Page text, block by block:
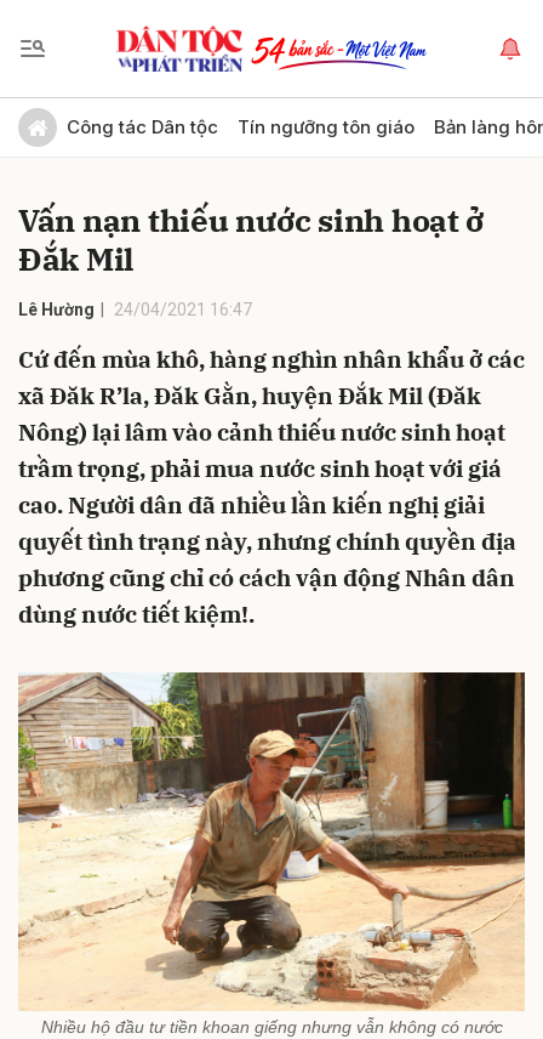
Công tác Dân tộc Tín ngưỡng tôn giáo Bản làng
Vấn nạn thiếu nước sinh hoạt ở
Đắk Mil
Lê Hường 24/04/2021 16:47
Cứ đến mùa khô, hàng nghìn nhân khẩu ở các
xã Đăk R’la, Đăk Gằn, huyện Đắk Mil (Đăk
Nông) lại lâm vào cảnh thiếu nước sinh hoạt
trầm trọng, phải mua nước sinh hoạt với giá
cao. Người dân đã nhiều lần kiến nghị giải
quyết tình trạng này, nhưng chính quyền địa
phương cũng chỉ có cách vận động Nhân dân
dùng nước tiết kiệm!.
Nhiều hộ đầu tư tiền khoan giếng nhưng vẫn không có nước
Gửi bình luận
Hủy Gửi